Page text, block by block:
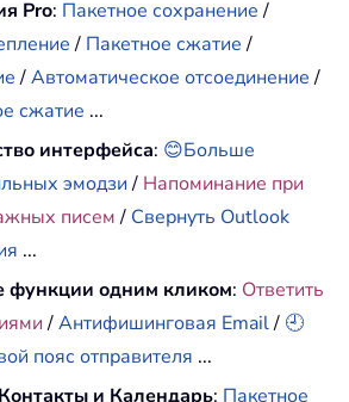
Pro: Пакетное сохранение/
/ Пакетное сжатие/
/Автоматическое отсоединение/
сжатие ...
интерфейса: 😊Больше
эмодзи/ Напоминание при
писем/ Свернуть Outlook
...
функции одним кликом: Ответить
/Антифишинговая Email/ 🕘
пояс отправителя ...
Контакты и Календарь: Пакетное